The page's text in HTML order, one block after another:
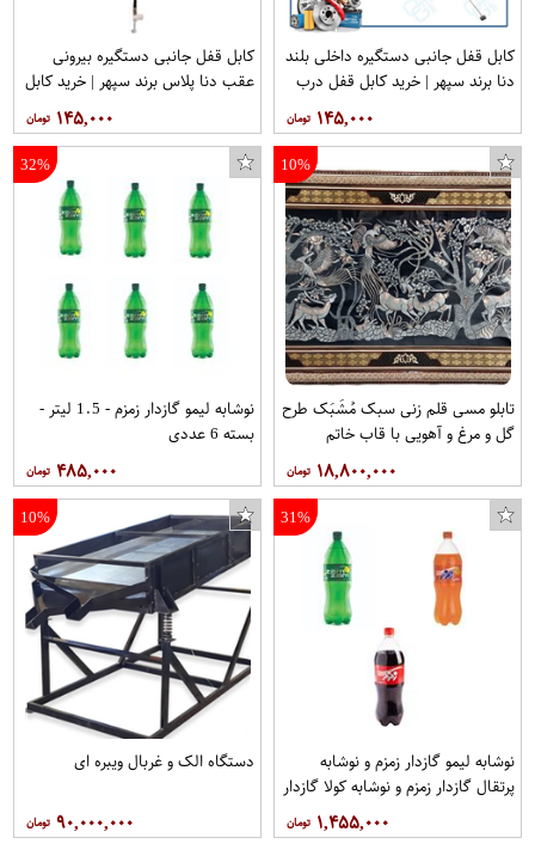
کابل قفل جانبی دستگیره داخلی بلند
دنا برند سپهر | خرید کابل قفل درب
۱۴۵,۰۰۰
کابل قفل جانبی دستگیره بیرونی
عقب دنا پلاس برند سپهر | خرید کابل
۱۴۵,۰۰۰
10%
تابلو مسی قلم زنی سبک مُشَبَک طرح
گل و مرغ و آهویی با قاب خاتم
صلیبی مخصوص موزه و دکوراسیون در
ابعاد 40*80 کد 1 برند قلمستان
فروشگاه قلمستان
۱۸,۸۰۰,۰۰۰
32%
نوشابه لیمو گازدار زمزم - 1.5 لیتر -
بسته 6 عددی
۴۸۵,۰۰۰
31%
نوشابه لیمو گازدار زمزم و نوشابه
پرتقال گازدار زمزم و نوشابه کولا گازدار
زمزم - 1.5 لیتر 3شل 6 عددی.جمعا
18عدد
۱,۴۵۵,۰۰۰
10%
دستگاه الک و غربال ویبره ای
۹۰,۰۰۰,۰۰۰